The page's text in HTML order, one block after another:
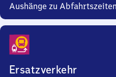
Aushänge zu
Ersatzverkehr